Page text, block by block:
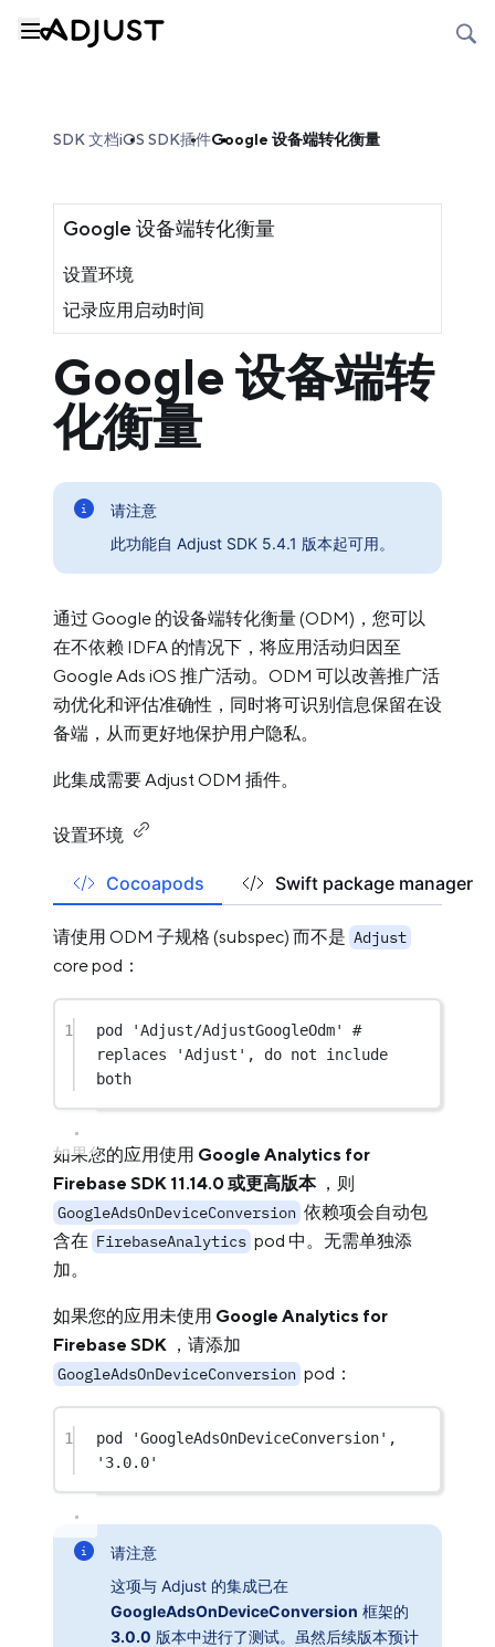
SDK 文档iOS SDK插件Google 设备端转化衡量
Google 设备端转化衡量
设置环境
记录应用启动时间
Google 设备端转
化衡量
请注意
此功能自 Adjust SDK 5.4.1 版本起可用。
通过 Google 的设备端转化衡量 (ODM)，您可以
在不依赖 IDFA 的情况下，将应用活动归因至
Google Ads iOS 推广活动。ODM 可以改善推广活
动优化和评估准确性，同时将可识别信息保留在设
备端，从而更好地保护用户隐私。
此集成需要 Adjust ODM 插件。
设置环境
Cocoapods Swift package manager
请使用 ODM 子规格 (subspec) 而不是 Adjust
core pod：
1 pod 'Adjust/AdjustGoogleOdm'
#
replaces 'Adjust', do not include
both
如果您的应用使用 Google Analytics for
Firebase SDK 11.14.0 或更高版本，则
GoogleAdsOnDeviceConversion 依赖项会自动包
含在 FirebaseAnalytics pod 中。无需单独添
加。
如果您的应用未使用 Google Analytics for
Firebase SDK ，请添加
GoogleAdsOnDeviceConversion pod：
1 pod 'GoogleAdsOnDeviceConversion'
'3.0.0'
请注意
这项与 Adjust 的集成已在
GoogleAdsOnDeviceConversion 框架的
3.0.0 版本中进行了测试。虽然后续版本预计